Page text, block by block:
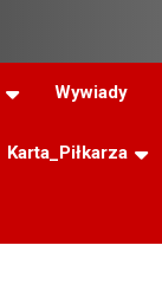
Wywiady
Karta_Piłkarza